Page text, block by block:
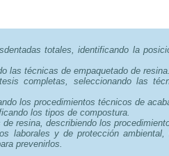
totales, identificando la
las técnicas de empaquetado de resina.
completas, seleccionando las
los procedimientos técnicos de
los tipos de compostura.
resina, describiendo los
laborales y de protección ambiental,
prevenirlos.